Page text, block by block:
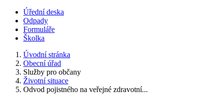
Úřední deska
Odpady
Formuláře
Školka
Úvodní stránka
Obecní úřad
Služby pro občany
Životní situace
Odvod pojistného na veřejné zdravotní...